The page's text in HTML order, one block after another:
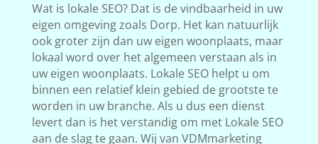
Wat is lokale SEO? Dat is de vindbaarheid in uw
eigen omgeving zoals Dorp. Het kan natuurlijk
ook groter zijn dan uw eigen woonplaats, maar
lokaal word over het algemeen verstaan als in
uw eigen woonplaats. Lokale SEO helpt u om
binnen een relatief klein gebied de grootste te
worden in uw branche. Als u dus een dienst
levert dan is het verstandig om met Lokale SEO
aan de slag te gaan. Wij van VDMmarketing